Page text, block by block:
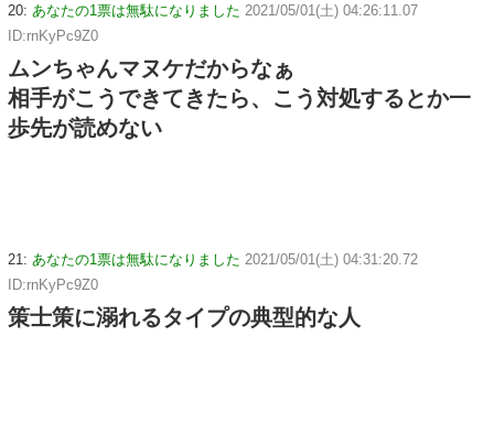
20: あなたの1票は無駄になりました 2021/05/01(土) 04:26:11.07
ID:rnKyPc9Z0
ムンちゃんマヌケだからなぁ
相手がこうできてきたら、こう対処するとか一
歩先が読めない
21: あなたの1票は無駄になりました 2021/05/01(土) 04:31:20.72
ID:rnKyPc9Z0
策士策に溺れるタイプの典型的な人